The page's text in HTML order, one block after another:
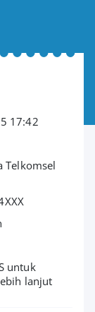
17:42
Telkomsel
untuk
lanjut